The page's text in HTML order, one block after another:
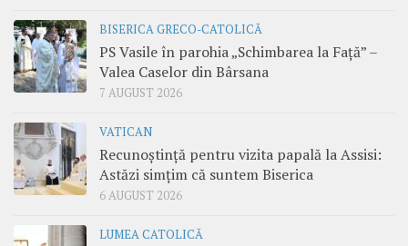
BISERICA GRECO-CATOLICĂ
PS Vasile în parohia „Schimbarea la Față” –
Valea Caselor din Bârsana
7 AUGUST 2026
VATICAN
Recunoștință pentru vizita papală la Assisi:
Astăzi simțim că suntem Biserica
6 AUGUST 2026
LUMEA CATOLICĂ